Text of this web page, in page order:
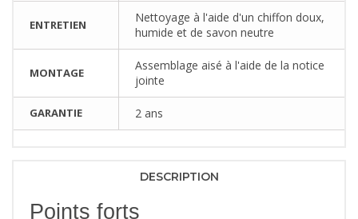
ENTRETIEN
Nettoyage à l'aide d'un chiffon doux,
humide et de savon neutre
MONTAGE
Assemblage aisé à l'aide de la notice
jointe
GARANTIE 2 ans
DESCRIPTION
Points forts